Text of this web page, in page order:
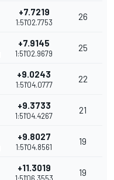
+7.7219
1:51'02.7753
26
+7.9145
1:51'02.9679
25
+9.0243
1:51'04.0777
22
+9.3733
1:51'04.4267
21
+9.8027
1:51'04.8561
19
+11.3019 19